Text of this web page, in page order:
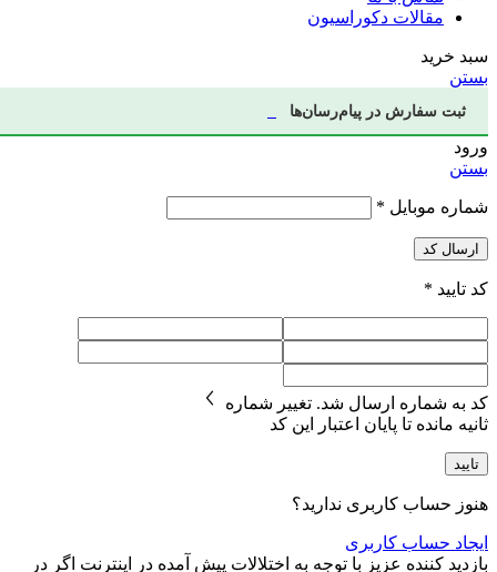
مقالات دکوراسیون
سبد خرید
بستن
ثبت سفارش در پیام‌رسان‌ها
ورود
بستن
شماره موبایل *
ارسال کد
کد تایید *
کد به شماره ارسال شد. تغییر شماره
ثانیه مانده تا پایان اعتبار این کد
تایید
هنوز حساب کاربری ندارید؟
ایجاد حساب کاربری
بازدید کننده عزیز با توجه به اختلالات پیش آمده در اینترنت اگر در